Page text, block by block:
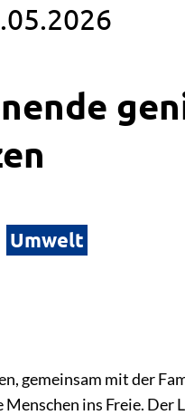
Umwelt
gemeinsam mit der
ins Freie.